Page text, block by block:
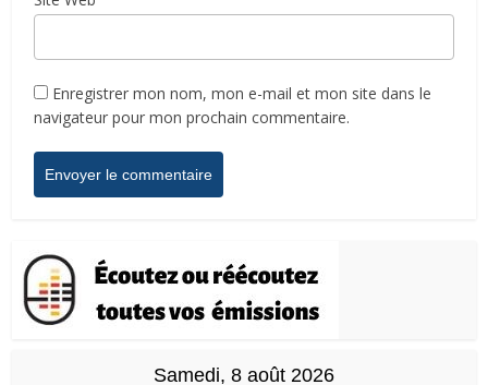
Enregistrer mon nom, mon e-mail et mon site dans le
navigateur pour mon prochain commentaire.
Samedi, 8 août 2026